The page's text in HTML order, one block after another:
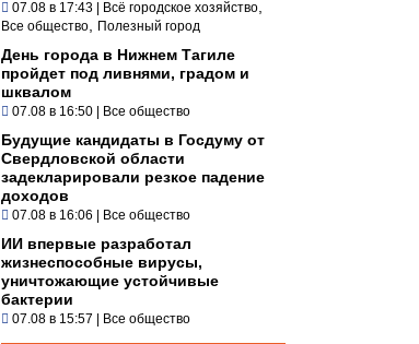
07.08 в 17:43 | Всё городское хозяйство
Все общество Полезный город
День города в Нижнем Тагиле
пройдет под ливнями, градом и
шквалом
07.08 в 16:50 | Все общество
Будущие кандидаты в Госдуму от
Свердловской области
задекларировали резкое падение
доходов
07.08 в 16:06 | Все общество
ИИ впервые разработал
жизнеспособные вирусы,
уничтожающие устойчивые
бактерии
07.08 в 15:57 | Все общество